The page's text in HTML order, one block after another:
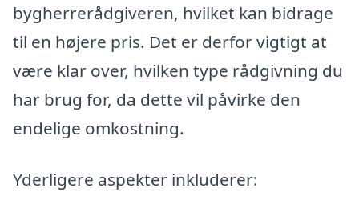
bygherrerådgiveren, hvilket kan bidrage
til en højere pris. Det er derfor vigtigt at
være klar over, hvilken type rådgivning du
har brug for, da dette vil påvirke den
endelige omkostning.
Yderligere aspekter inkluderer: